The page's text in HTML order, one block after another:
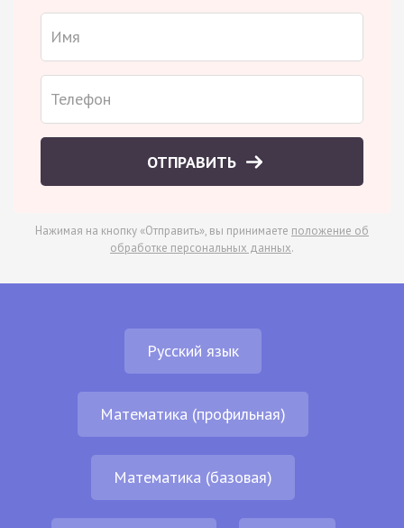
ОТПРАВИТЬ
Нажимая на кнопку «Отправить», вы принимаете положение об
обработке персональных данных.
Русский язык
Математика (профильная)
Математика (базовая)